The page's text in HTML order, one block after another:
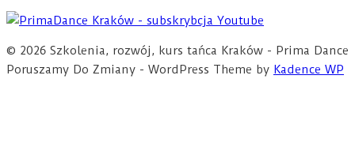
© 2026 Szkolenia, rozwój, kurs tańca Kraków - Prima Dance
Poruszamy Do Zmiany - WordPress Theme by Kadence WP